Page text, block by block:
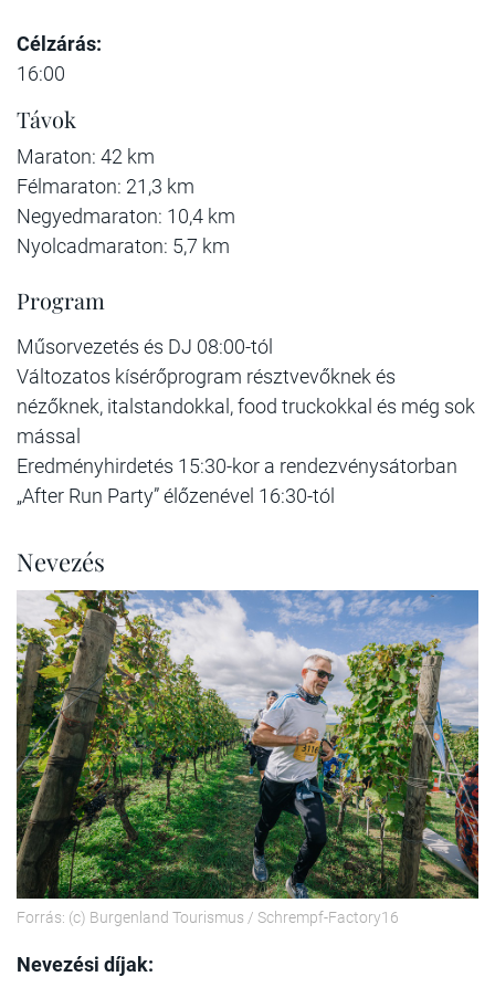
Célzárás:
16:00
Távok
Maraton: 42 km
Félmaraton: 21,3 km
Negyedmaraton: 10,4 km
Nyolcadmaraton: 5,7 km
Program
Műsorvezetés és DJ 08:00-tól
Változatos kísérőprogram résztvevőknek és
nézőknek, italstandokkal, food truckokkal és még sok
mással
Eredményhirdetés 15:30-kor a rendezvénysátorban
„After Run Party” élőzenével 16:30-tól
Nevezés
Forrás: (c) Burgenland Tourismus / Schrempf-Factory16
Nevezési díjak: